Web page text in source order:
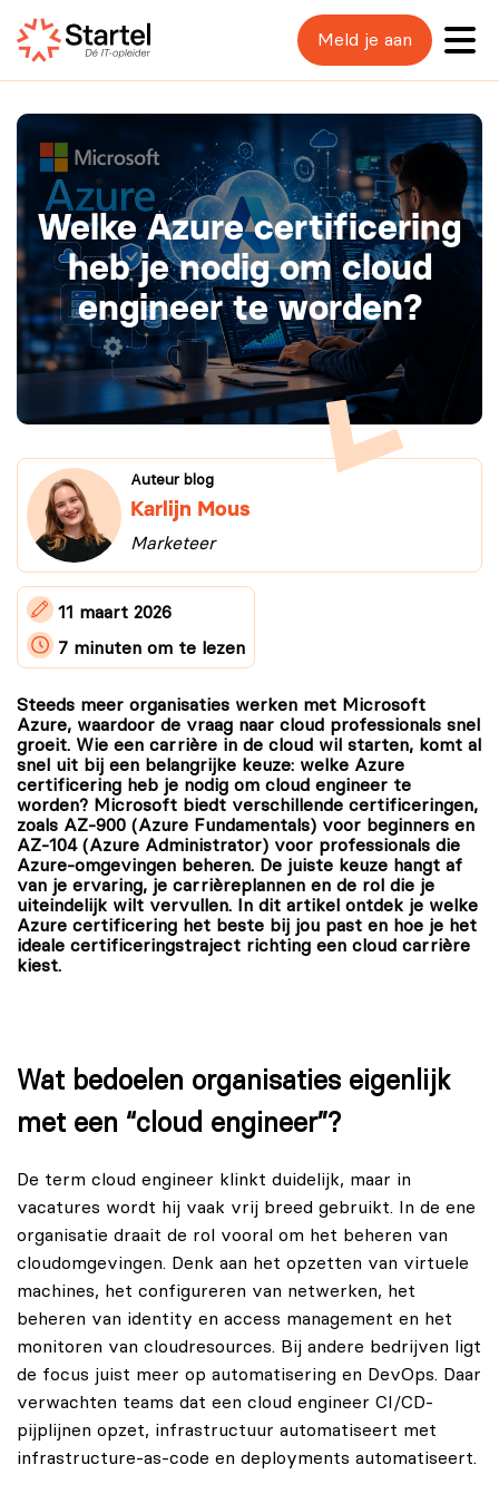
Meld je aan
Welke Azure certificering
heb je nodig om cloud
engineer te worden?
Auteur blog
Karlijn Mous
Marketeer
11 maart 2026
7 minuten om te lezen
Steeds meer organisaties werken met Microsoft
Azure, waardoor de vraag naar cloud professionals snel
groeit. Wie een carrière in de cloud wil starten, komt al
snel uit bij een belangrijke keuze: welke Azure
certificering heb je nodig om cloud engineer te
worden? Microsoft biedt verschillende certificeringen,
zoals AZ-900 (Azure Fundamentals) voor beginners en
AZ-104 (Azure Administrator) voor professionals die
Azure-omgevingen beheren. De juiste keuze hangt af
van je ervaring, je carrièreplannen en de rol die je
uiteindelijk wilt vervullen. In dit artikel ontdek je welke
Azure certificering het beste bij jou past en hoe je het
ideale certificeringstraject richting een cloud carrière
kiest.
Wat bedoelen organisaties eigenlijk
met een “cloud engineer”?
De term cloud engineer klinkt duidelijk, maar in
vacatures wordt hij vaak vrij breed gebruikt. In de ene
organisatie draait de rol vooral om het beheren van
cloudomgevingen. Denk aan het opzetten van virtuele
machines, het configureren van netwerken, het
beheren van identity en access management en het
monitoren van cloudresources. Bij andere bedrijven ligt
de focus juist meer op automatisering en DevOps. Daar
verwachten teams dat een cloud engineer CI/CD-
pijplijnen opzet, infrastructuur automatiseert met
infrastructure-as-code en deployments automatiseert.